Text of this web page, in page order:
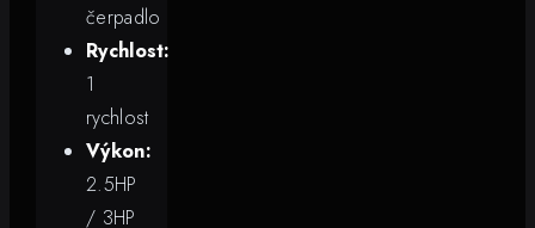
čerpadlo
Rychlost:
1
rychlost
Výkon:
2.5HP
/ 3HP